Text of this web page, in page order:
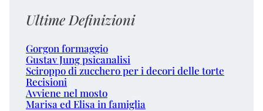
Ultime Definizioni
Gorgon formaggio
Gustav Jung psicanalisi
Sciroppo di zucchero per i decori delle torte
Recisioni
Avviene nel mosto
Marisa ed Elisa in famiglia